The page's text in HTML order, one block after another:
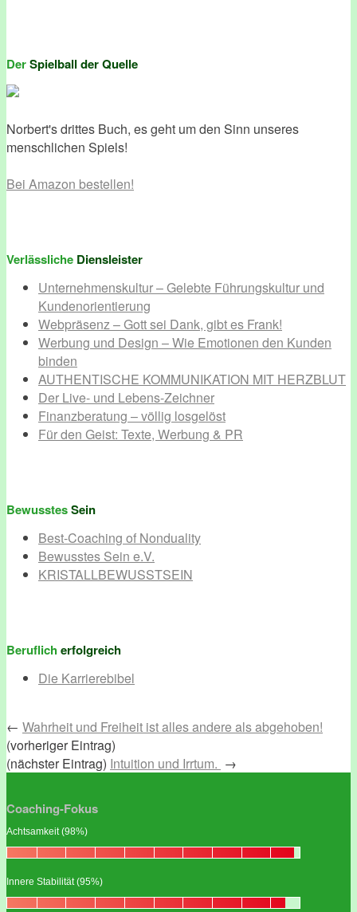
DerSpielball der Quelle
Norbert's drittes Buch, es geht um den Sinn unseres
menschlichen Spiels!
Bei Amazon bestellen!
Verlässliche Diensleister
Unternehmenskultur – Gelebte Führungskultur und
Kundenorientierung
Webpräsenz – Gott sei Dank, gibt es Frank!
Werbung und Design – Wie Emotionen den Kunden
binden
AUTHENTISCHE KOMMUNIKATION MIT HERZBLUT
Der Live- und Lebens-Zeichner
Finanzberatung – völlig losgelöst
Für den Geist: Texte, Werbung & PR
BewusstesSein
Best-Coaching of Nonduality
Bewusstes Sein e.V.
KRISTALLBEWUSSTSEIN
Beruflich erfolgreich
Die Karrierebibel
← Wahrheit und Freiheit ist alles andere als abgehoben!
(vorheriger Eintrag)
(nächster Eintrag) Intuition und Irrtum. →
Coaching-Fokus
Achtsamkeit (98%)
Innere Stabilität (95%)